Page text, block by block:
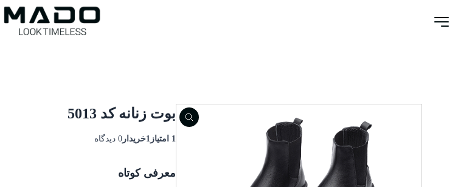
بوت زنانه کد 5013
1 امتیاز 1خریدار 0 دیدگاه
معرفی کوتاه